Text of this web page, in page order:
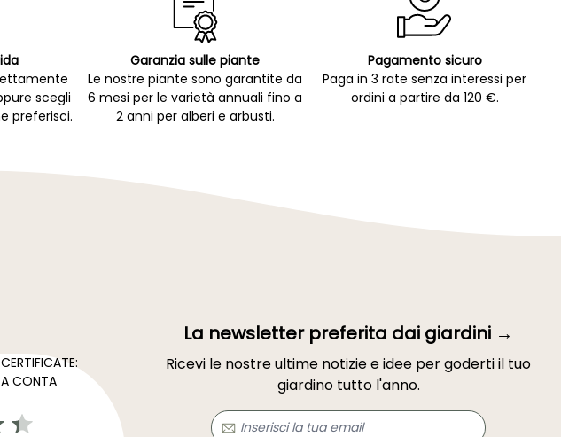
scegli
preferisci.
Garanzia sulle piante
Le nostre piante sono garantite da
6 mesi per le varietà annuali fino a
2 anni per alberi e arbusti.
Pagamento sicuro
Paga in 3 rate senza interessi per
ordini a partire da 120 €.
CONTA
La newsletter preferita dai giardini →
Ricevi le nostre ultime notizie e idee per goderti il tuo
giardino tutto l'anno.